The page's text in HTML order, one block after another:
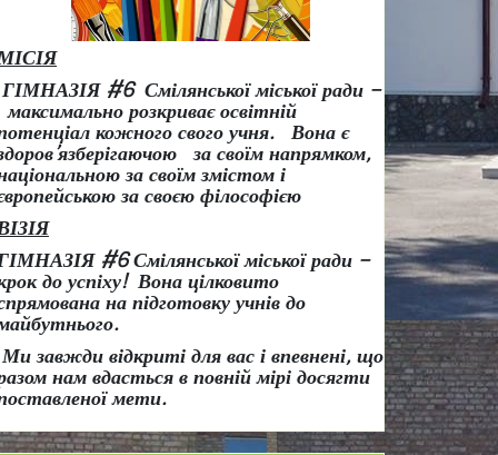
ГІМНАЗІЯ #6 Смілянської міської ради –
розкриває освітній
кожного свого учня.
Вона є
’язберігаючою за своїм напрямком,
за своїм змістом і
за своєю філософією
#6 Смілянської міської ради –
до успіху! Вона цілковито
на підготовку учнів до
Ми завжди відкриті для вас і впевнені, що
нам вдасться в повній мірі досягти
мети.